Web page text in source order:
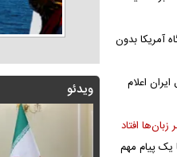
ویدئو
آمریکا بدون
اعلام
افتاد
یک پیام مهم